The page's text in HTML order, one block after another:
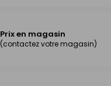
Prix en magasin
(contactez votre magasin)